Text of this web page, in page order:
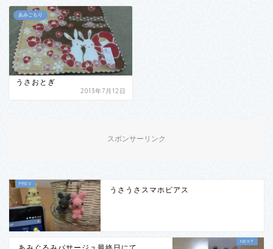
あみごもり
うさおとぎ
2013年7月12日
スポンサーリンク
うさうさスマホピアス